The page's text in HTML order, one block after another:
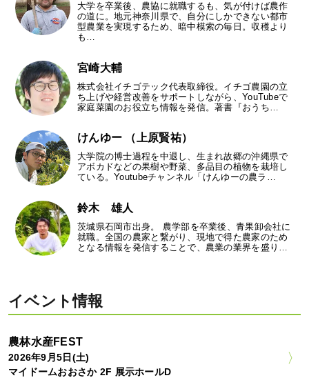
大学を卒業後、農協に就職するも、気が付けば農作
の道に。地元神奈川県で、自分にしかできない都市
型農業を実現するため、暗中模索の毎日。収穫より
も…
宮崎大輔
株式会社イチゴテック代表取締役。イチゴ農園の立
ち上げや経営改善をサポートしながら、YouTubeで
家庭菜園のお役立ち情報を発信。著書『おうち…
けんゆー （上原賢祐）
大学院の博士過程を中退し、生まれ故郷の沖縄県で
アボカドなどの果樹や野菜、多品目の植物を栽培し
ている。Youtubeチャンネル「けんゆーの農ラ…
鈴木 雄人
茨城県石岡市出身。 農学部を卒業後、青果卸会社に
就職。全国の農家と繋がり、現地で得た農家のため
となる情報を発信することで、農業の業界を盛り…
イベント情報
農林水産FEST
2026年9月5日(土)
マイドームおおさか 2F 展示ホールD